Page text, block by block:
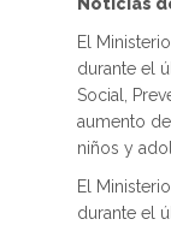
Noticias
El
durante el
Social,
aumento
niños y
El
durante el